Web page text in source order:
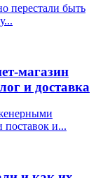
перестали быть
магазин
и доставка
поставок и...